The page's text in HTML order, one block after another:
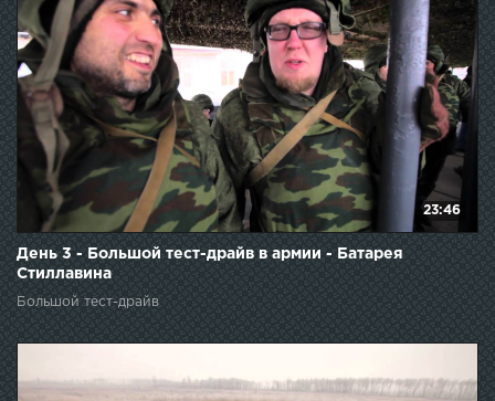
23:46
День 3 - Большой тест-драйв в армии - Батарея
Стиллавина
Большой тест-драйв